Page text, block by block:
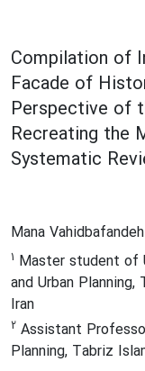
Compilation of
Facade of
Perspective of
Recreating the
Systematic
Mana Vahidbafandeh
1 Master student of
and Urban
Iran
2 Assistant
Planning, Tabriz